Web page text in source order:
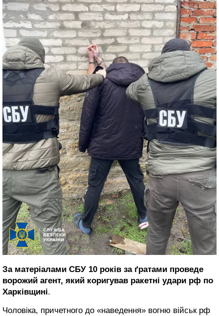
За матеріалами СБУ 10 років за ґратами проведе
ворожий агент, який коригував ракетні удари рф по
Харківщині.
Чоловіка, причетного до «наведення» вогню військ рф